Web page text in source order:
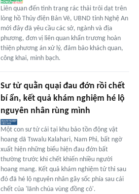
Liên quan đến tình trạng rác thải trôi dạt trên
lòng hồ Thủy điện Bản Vẽ, UBND tỉnh Nghệ An
mới đây đã yêu cầu các sở, ngành và địa
phương, đơn vị liên quan khẩn trương hoàn
thiện phương án xử lý, đảm bảo khách quan,
công khai, minh bạch.
Sư tử quằn quại đau đớn rồi chết
bí ẩn, kết quả khám nghiệm hé lộ
nguyên nhân rùng mình
Một con sư tử cái tại khu bảo tồn động vật
hoang dã Tswalu Kalahari, Nam Phi, bất ngờ
xuất hiện những biểu hiện đau đớn bất
thường trước khi chết khiến nhiều người
hoang mang. Kết quả khám nghiệm tử thi sau
đó đã hé lộ nguyên nhân gây sốc phía sau cái
chết của 'lãnh chúa vùng đồng cỏ'.